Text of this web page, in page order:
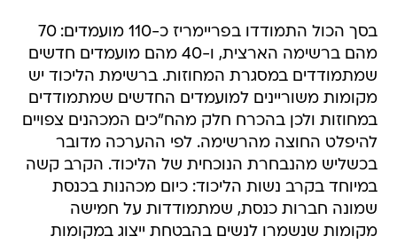
בסך הכול התמודדו בפריימריז כ-110 מועמדים: 70
מהם ברשימה הארצית, ו-40 מהם מועמדים חדשים
שמתמודדים במסגרת המחוזות. ברשימת הליכוד יש
מקומות משוריינים למועמדים החדשים שמתמודדים
במחוזות ולכן בהכרח חלק מהח"כים המכהנים צפויים
להיפלט החוצה מהרשימה. לפי ההערכה מדובר
בכשליש מהנבחרת הנוכחית של הליכוד. הקרב קשה
במיוחד בקרב נשות הליכוד: כיום מכהנות בכנסת
שמונה חברות כנסת, שמתמודדות על חמישה
מקומות שנשמרו לנשים בהבטחת ייצוג במקומות